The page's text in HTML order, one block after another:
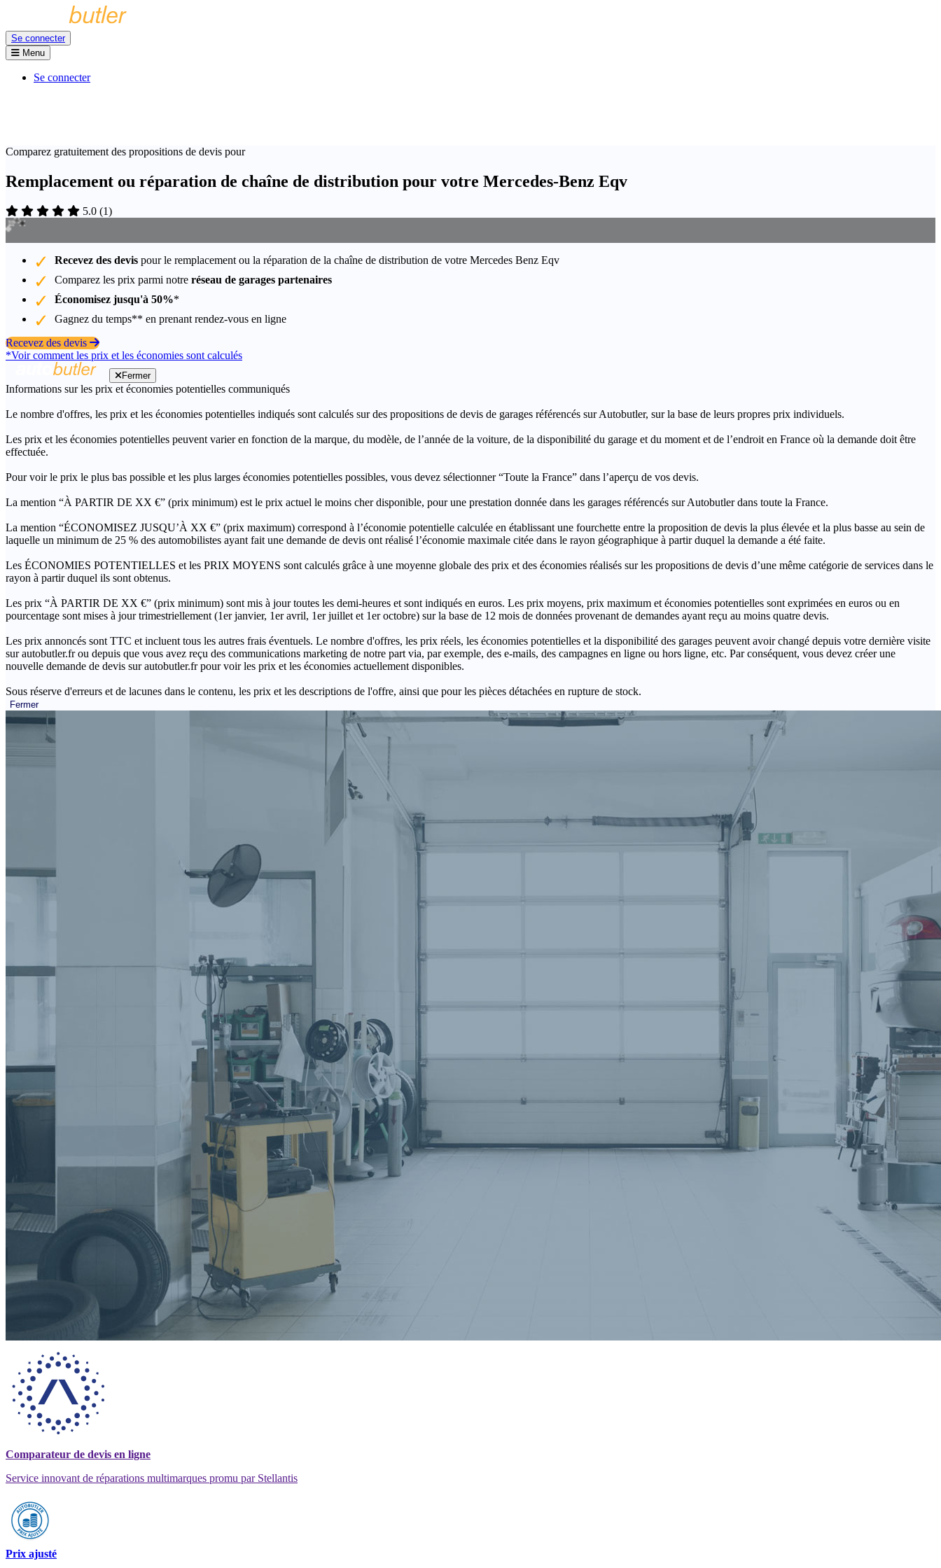
Se connecter
Menu
Se connecter
Comparez gratuitement des propositions de devis pour
Remplacement ou réparation de chaîne de distribution pour votre Mercedes-Benz Eqv
5.0 (1)
Recevez des devis pour le remplacement ou la réparation de la chaîne de distribution de votre Mercedes Benz Eqv
Comparez les prix parmi notre réseau de garages partenaires
Économisez jusqu'à 50%*
Gagnez du temps** en prenant rendez-vous en ligne
Recevez des devis
*Voir comment les prix et les économies sont calculés
Fermer
Informations sur les prix et économies potentielles communiqués
Le nombre d'offres, les prix et les économies potentielles indiqués sont calculés sur des propositions de devis de garages référencés sur Autobutler, sur la base de leurs propres prix individuels.
Les prix et les économies potentielles peuvent varier en fonction de la marque, du modèle, de l’année de la voiture, de la disponibilité du garage et du moment et de l’endroit en France où la demande doit être
effectuée.
Pour voir le prix le plus bas possible et les plus larges économies potentielles possibles, vous devez sélectionner “Toute la France” dans l’aperçu de vos devis.
La mention “À PARTIR DE XX €” (prix minimum) est le prix actuel le moins cher disponible, pour une prestation donnée dans les garages référencés sur Autobutler dans toute la France.
La mention “ÉCONOMISEZ JUSQU’À XX €” (prix maximum) correspond à l’économie potentielle calculée en établissant une fourchette entre la proposition de devis la plus élevée et la plus basse au sein de
laquelle un minimum de 25 % des automobilistes ayant fait une demande de devis ont réalisé l’économie maximale citée dans le rayon géographique à partir duquel la demande a été faite.
Les ÉCONOMIES POTENTIELLES et les PRIX MOYENS sont calculés grâce à une moyenne globale des prix et des économies réalisés sur les propositions de devis d’une même catégorie de services dans le
rayon à partir duquel ils sont obtenus.
Les prix “À PARTIR DE XX €” (prix minimum) sont mis à jour toutes les demi-heures et sont indiqués en euros. Les prix moyens, prix maximum et économies potentielles sont exprimées en euros ou en
pourcentage sont mises à jour trimestriellement (1er janvier, 1er avril, 1er juillet et 1er octobre) sur la base de 12 mois de données provenant de demandes ayant reçu au moins quatre devis.
Les prix annoncés sont TTC et incluent tous les autres frais éventuels. Le nombre d'offres, les prix réels, les économies potentielles et la disponibilité des garages peuvent avoir changé depuis votre dernière visite
sur autobutler.fr ou depuis que vous avez reçu des communications marketing de notre part via, par exemple, des e-mails, des campagnes en ligne ou hors ligne, etc. Par conséquent, vous devez créer une
nouvelle demande de devis sur autobutler.fr pour voir les prix et les économies actuellement disponibles.
Sous réserve d'erreurs et de lacunes dans le contenu, les prix et les descriptions de l'offre, ainsi que pour les pièces détachées en rupture de stock.
Fermer
Comparateur de devis en ligne
Service innovant de réparations multimarques promu par Stellantis
Prix ajusté